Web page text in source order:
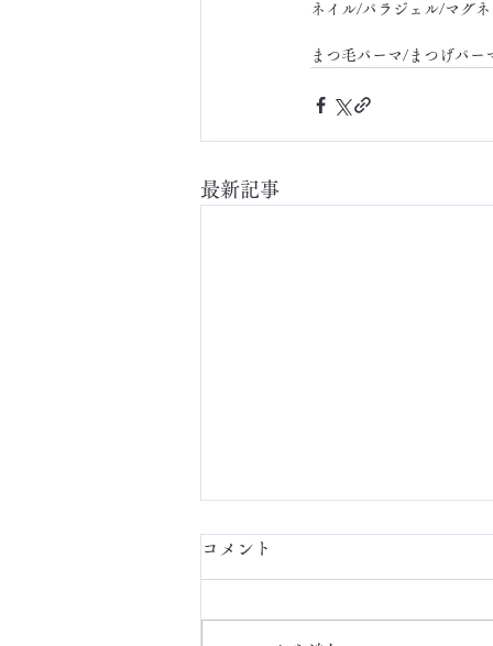
ネイル/パラジェル/マグ
まつ毛パーマ/まつげパ
最新記事
コメント